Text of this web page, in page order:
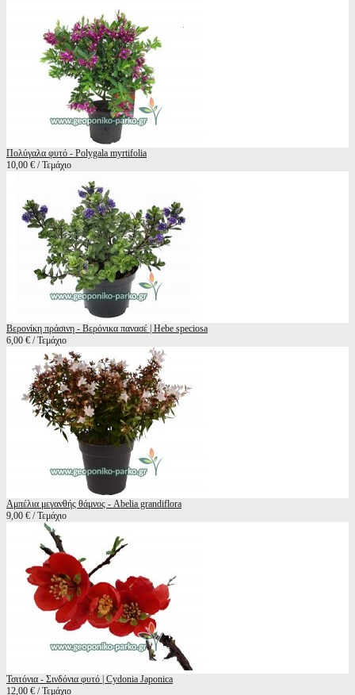
Πολύγαλα φυτό - Polygala myrtifolia
10,00 € / Τεμάχιο
Βερονίκη πράσινη - Βερόνικα πανασέ | Hebe speciosa
6,00 € / Τεμάχιο
Αμπέλια μεγανθής θάμνος - Abelia grandiflora
9,00 € / Τεμάχιο
Τσιτόνια - Σινδόνια φυτό | Cydonia Japonica
12,00 € / Τεμάχιο